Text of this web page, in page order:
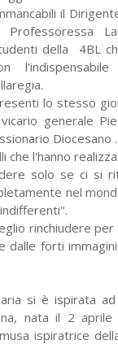
il
Professoressa
della 4BL
lo stesso
generale
Diocesano .
l'hanno
solo se ci si
nel
rinchiudere
dalle forti
si è ispirata
nata il 2
ispiratrice